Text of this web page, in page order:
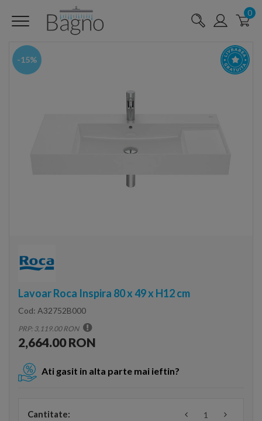
0
-15%
Lavoar Roca Inspira 80 x 49 x H12 cm
Cod: A32752B000
PRP: 3,119.00 RON
2,664.00 RON
Ati gasit in alta parte mai ieftin?
Cantitate: